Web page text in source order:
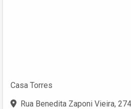
Casa Torres
Rua Benedita Zaponi Vieira,